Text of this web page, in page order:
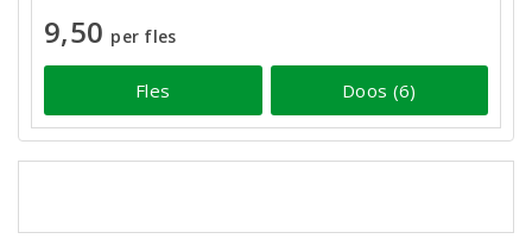
9,50 per fles
Fles Doos (6)